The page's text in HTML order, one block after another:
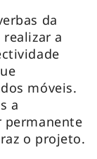
da
a
móveis.
a
permanente
o projeto.